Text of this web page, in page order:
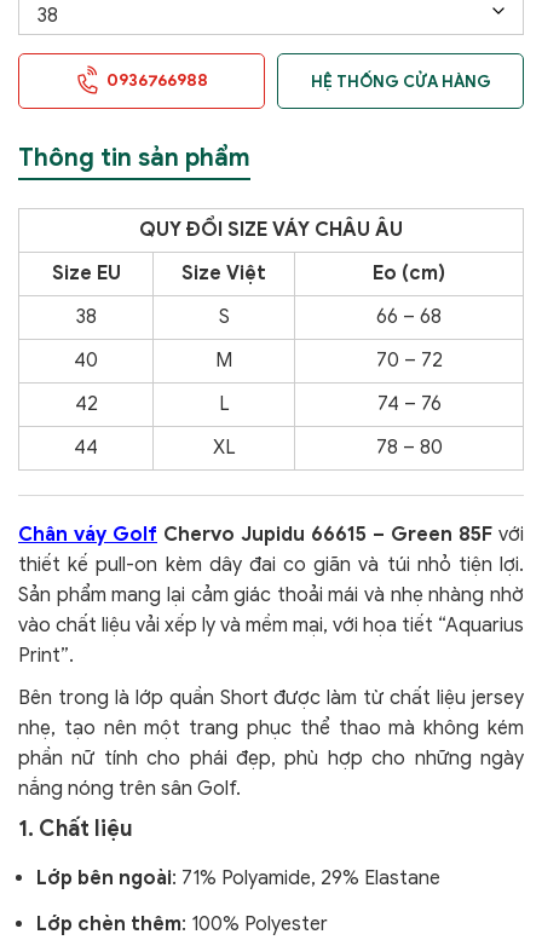
0936766988 HỆ THỐNG CỬA HÀNG
Thông tin sản phẩm
QUY ĐỔI SIZE VÁY CHÂU ÂU
Size EU
Size Việt
Eo (cm)
38
S
66 – 68
40
M
70 – 72
42
L
74 – 76
44
XL 78 – 80
Chân váy Golf Chervo Jupidu 66615 – Green 85F với
thiết kế pull-on kèm dây đai co giãn và túi nhỏ tiện lợi.
Sản phẩm mang lại cảm giác thoải mái và nhẹ nhàng nhờ
vào chất liệu vải xếp ly và mềm mại, với họa tiết “Aquarius
Print”.
Bên trong là lớp quần Short được làm từ chất liệu jersey
nhẹ, tạo nên một trang phục thể thao mà không kém
phần nữ tính cho phái đẹp, phù hợp cho những ngày
nắng nóng trên sân Golf.
1. Chất liệu
Lớp bên ngoài: 71% Polyamide, 29% Elastane
Lớp chèn thêm: 100% Polyester